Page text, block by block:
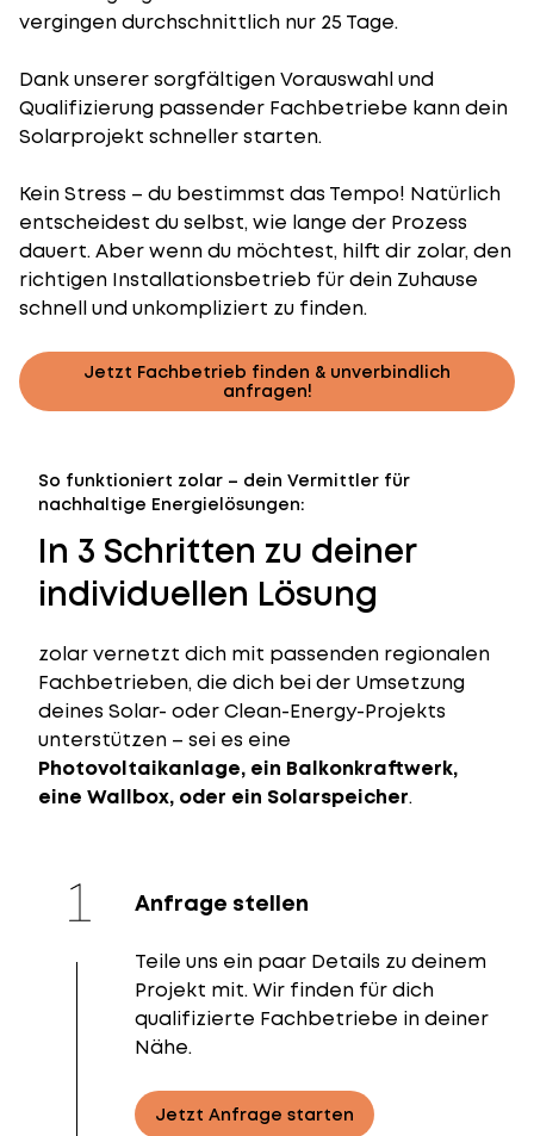
vergingen durchschnittlich nur 25 Tage.
Dank unserer sorgfältigen Vorauswahl und
Qualifizierung passender Fachbetriebe kann dein
Solarprojekt schneller starten.
Kein Stress – du bestimmst das Tempo! Natürlich
entscheidest du selbst, wie lange der Prozess
dauert. Aber wenn du möchtest, hilft dir zolar, den
richtigen Installationsbetrieb für dein Zuhause
schnell und unkompliziert zu finden.
Jetzt Fachbetrieb finden & unverbindlich
anfragen!
So funktioniert zolar – dein Vermittler für
nachhaltige Energielösungen:
In 3 Schritten zu deiner
individuellen Lösung
zolar vernetzt dich mit passenden regionalen
Fachbetrieben, die dich bei der Umsetzung
deines Solar- oder Clean-Energy-Projekts
unterstützen – sei es eine
Photovoltaikanlage, ein Balkonkraftwerk,
eine Wallbox, oder ein Solarspeicher.
Anfrage stellen
Teile uns ein paar Details zu deinem
Projekt mit. Wir finden für dich
qualifizierte Fachbetriebe in deiner
Nähe.
Jetzt Anfrage starten